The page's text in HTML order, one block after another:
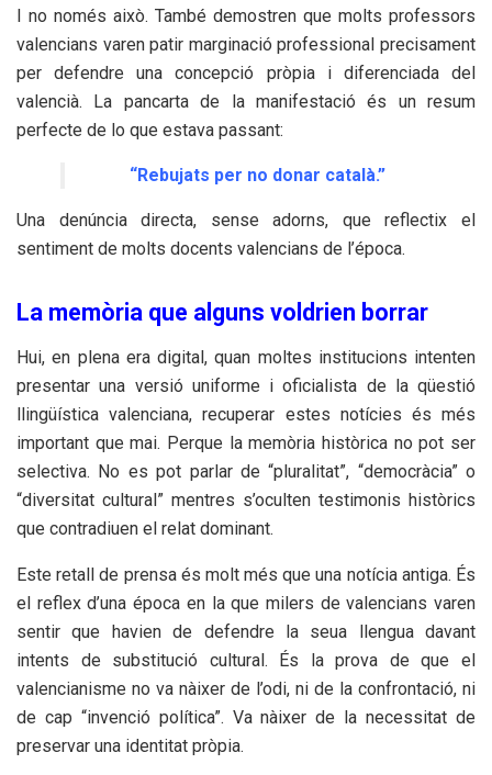
I no només això. També demostren que molts professors
valencians varen patir marginació professional precisament
per defendre una concepció pròpia i diferenciada del
valencià. La pancarta de la manifestació és un resum
perfecte de lo que estava passant:
“Rebujats per no donar català.”
Una denúncia directa, sense adorns, que reflectix el
sentiment de molts docents valencians de l’época.
La memòria que alguns voldrien borrar
Hui, en plena era digital, quan moltes institucions intenten
presentar una versió uniforme i oficialista de la qüestió
llingüística valenciana, recuperar estes notícies és més
important que mai. Perque la memòria històrica no pot ser
selectiva. No es pot parlar de “pluralitat”, “democràcia” o
“diversitat cultural” mentres s’oculten testimonis històrics
que contradiuen el relat dominant.
Este retall de prensa és molt més que una notícia antiga. És
el reflex d’una época en la que milers de valencians varen
sentir que havien de defendre la seua llengua davant
intents de substitució cultural. És la prova de que el
valencianisme no va nàixer de l’odi, ni de la confrontació, ni
de cap “invenció política”. Va nàixer de la necessitat de
preservar una identitat pròpia.